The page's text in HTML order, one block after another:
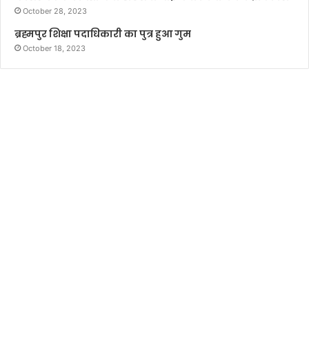
October 28, 2023
ब्रह्मपुर शिक्षा पदाधिकारी का पुत्र हुआ गुम
October 18, 2023